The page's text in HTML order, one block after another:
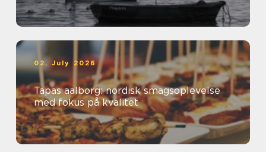
02. July 2026
Tapas aalborg: nordisk smagsoplevelse
med fokus på kvalitet